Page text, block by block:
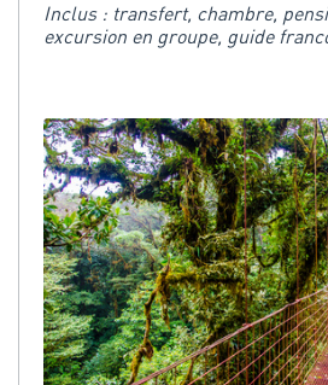
Inclus : transfert, chambre,
excursion en groupe, guide